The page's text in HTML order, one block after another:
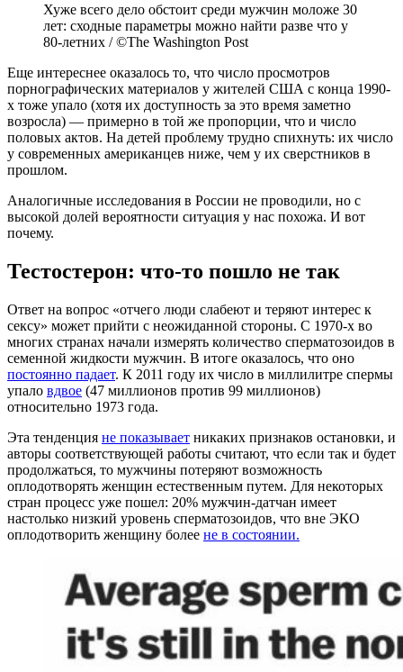
Хуже всего дело обстоит среди мужчин моложе 30
лет: сходные параметры можно найти разве что у
80-летних / ©The Washington Post
Еще интереснее оказалось то, что число просмотров
порнографических материалов у жителей США с конца 1990-
х тоже упало (хотя их доступность за это время заметно
возросла) — примерно в той же пропорции, что и число
половых актов. На детей проблему трудно спихнуть: их число
у современных американцев ниже, чем у их сверстников в
прошлом.
Аналогичные исследования в России не проводили, но с
высокой долей вероятности ситуация у нас похожа. И вот
почему.
Тестостерон: что-то пошло не так
Ответ на вопрос «отчего люди слабеют и теряют интерес к
сексу» может прийти с неожиданной стороны. С 1970-х во
многих странах начали измерять количество сперматозоидов в
семенной жидкости мужчин. В итоге оказалось, что оно
постоянно падает. К 2011 году их число в миллилитре спермы
упало вдвое (47 миллионов против 99 миллионов)
относительно 1973 года.
Эта тенденция не показывает никаких признаков остановки, и
авторы соответствующей работы считают, что если так и будет
продолжаться, то мужчины потеряют возможность
оплодотворять женщин естественным путем. Для некоторых
стран процесс уже пошел: 20% мужчин-датчан имеет
настолько низкий уровень сперматозоидов, что вне ЭКО
оплодотворить женщину более не в состоянии.